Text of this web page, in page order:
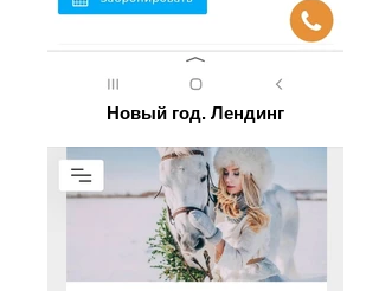
Новый год. Лендинг